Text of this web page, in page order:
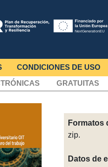
CONDICIONES DE USO
GRATUITAS
Formatos
zip.
Datos de